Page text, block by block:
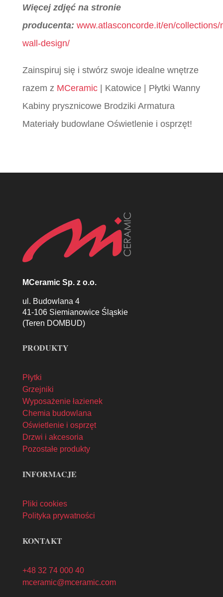
Więcej zdjęć na stronie
producenta: www.atlasconcorde.it/en/collections/
wall-design/
Zainspiruj się i stwórz swoje idealne wnętrze
razem z MCeramic| Katowice | Płytki Wanny
Kabiny prysznicowe Brodziki Armatura
Materiały budowlane Oświetlenie i osprzęt!
MCeramic Sp. z o.o.
ul. Budowlana 4
41-106 Siemianowice Śląskie
(Teren DOMBUD)
PRODUKTY
Płytki
Grzejniki
Wyposażenie łazienek
Chemia budowlana
Oświetlenie i osprzęt
Drzwi i akcesoria
Pozostałe produkty
INFORMACJE
Pliki cookies
Polityka prywatności
KONTAKT
+48 32 74 000 40
mceramic@mceramic.com